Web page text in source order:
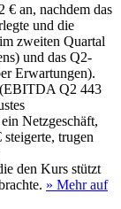
€ an, nachdem das
und die
zweiten Quartal
und das Q2-
Erwartungen).
(EBITDA Q2 443
Netzgeschäft,
trugen
den Kurs stützt
» Mehr auf